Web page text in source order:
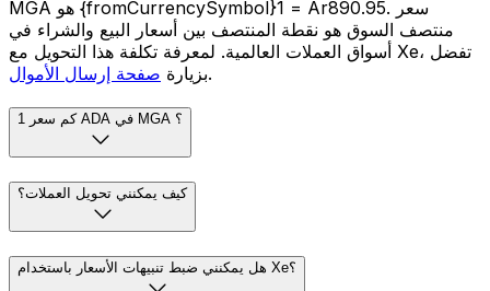
MGA هو {fromCurrencySymbol}1 = Ar890.95. سعر
منتصف السوق هو نقطة المنتصف بين أسعار البيع والشراء في
أسواق العملات العالمية. لمعرفة تكلفة هذا التحويل مع Xe، تفضل
بزيارة صفحة إرسال الأموال .
كم سعر 1 ADA في MGA ؟
كيف يمكنني تحويل العملات؟
هل يمكنني ضبط تنبيهات الأسعار باستخدام Xe؟